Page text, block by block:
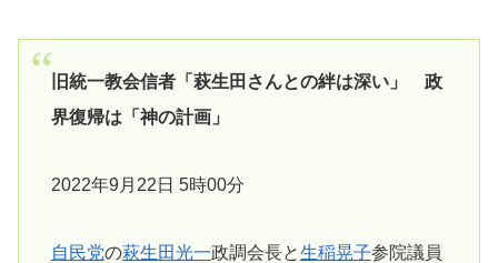
旧統一教会信者「萩生田さんとの絆は深い」 政
界復帰は「神の計画」
2022年9月22日 5時00分
自民党の萩生田光一政調会長と生稲晃子参院議員